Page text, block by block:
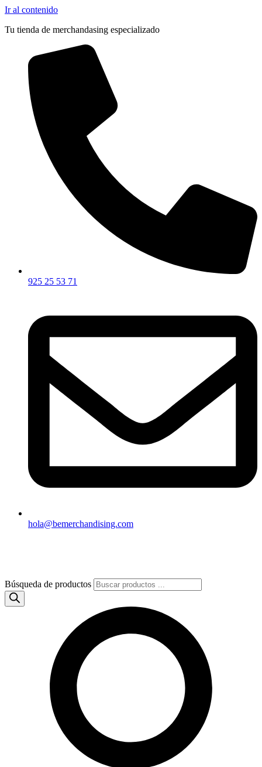
Ir al contenido
Tu tienda de merchandasing especializado
925 25 53 71
hola@bemerchandising.com
Búsqueda de productos